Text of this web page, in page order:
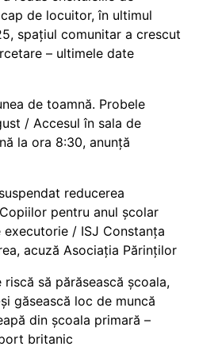
de locuitor, în ultimul
spațiul comunitar a crescut
– ultimele date
de toamnă. Probele
/ Accesul în sala de
la ora 8:30, anunță
reducerea
pentru anul școlar
/ ISJ Constanța
acuză Asociația Părinților
să părăsească școala,
găsească loc de muncă
din școala primară –
britanic